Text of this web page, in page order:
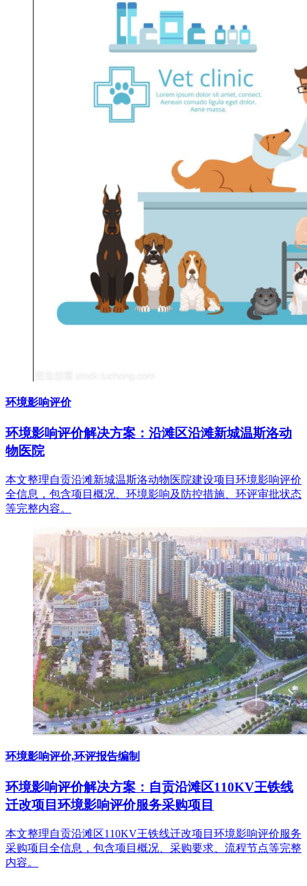
环境影响评价
环境影响评价解决方案：沿滩区沿滩新城温斯洛动
物医院
本文整理自贡沿滩新城温斯洛动物医院建设项目环境影响评价
全信息，包含项目概况、环境影响及防控措施、环评审批状态
等完整内容。
环境影响评价,环评报告编制
环境影响评价解决方案：自贡沿滩区110KV王铁线
迁改项目环境影响评价服务采购项目
本文整理自贡沿滩区110KV王铁线迁改项目环境影响评价服务
采购项目全信息，包含项目概况、采购要求、流程节点等完整
内容。